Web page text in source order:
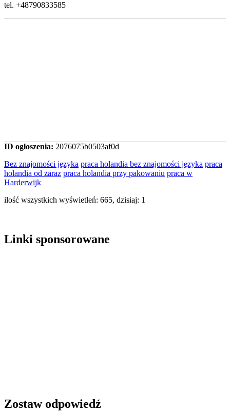
tel. +48790833585
ID ogłoszenia: 2076075b0503af0d
Bez znajomości języka praca holandia bez znajomości języka praca
holandia od zaraz praca holandia przy pakowaniu praca w
Harderwijk
ilość wszystkich wyświetleń: 665, dzisiaj: 1
Linki sponsorowane
Zostaw odpowiedź